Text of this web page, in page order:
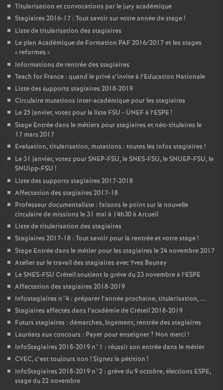
Titularisation et convocations par le jury académique
Stagiaires 2016-17 : Tout savoir sur votre année de stage!
Liste de titularisation des stagiaires
Le plan Académique de Formation PAF2016/2017 et les stages
« reformes »
Informations de rentrée des stagiaires
Teach for France : quand le privé s’invite à l’Education Nationale
Liste des supports stagiaires 2018-2019
Circulaire mutations inter-académique pour les stagiaires
Le 25 janvier, votez pour la liste FSU - UNEFà l’ESPE !
Stage Entrée dans le métiers pour stagiaires et néo-titulaires le
17 mars 2017
Evaluation, titularisation, mutations : toutes les infos stagiaires !
Le 31 janvier, votez pourSNEP-FSU, leSNES-FSU, leSNUEP-FSU, le
SNUipp-FSU !
Liste des supports stagiaires 2017-2018
Affectation des stagiaires 2017-18
Professeur documentaliste : faisons le point sur la nouvelle
circulaire de missions le 31 mai à 14h30 à Arcueil
Liste de titularisation des stagiaires
Stagiaires 2017-18 : Tout savoir pour la rentrée et votre stage!
Stage Entrée dans le métier pour les stagiaires le 24 novembre 2017
Atelier sur le travail des stagiaires avec Yves Baunay
LeSNES-FSU Créteil soutient la grève du 23 novembre à l’ESPE
Affectation des stagiaires 2018-2019
Infostagiaires n°4 : préparer l’année prochaine, titularisation, ...
Stagiaires affectés dans l’académie de Créteil 2018-2019
Futurs stagiaires : démarches, logement, rentrée des stagiaires
Lauréats aux concours : Payer pour enseigner? Non merci !
InfoStagiaires 2018-2019 n°1 : réussir son entrée dans le métier
CVEC, c’est toujours non ! Signez la pétition !
InfoStagiaires 2018-2019 n°2 : grève du 9 octobre, élections ESPE,
stage du 22 novembre